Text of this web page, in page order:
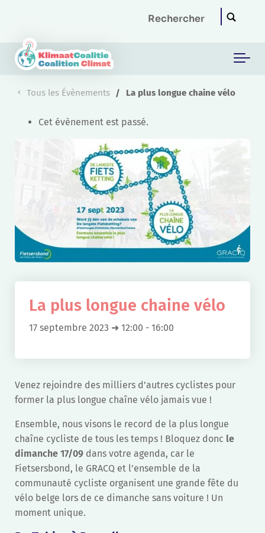
Tous les Évènements La plus longue chaine vélo
Cet évènement est passé.
La plus longue chaine vélo
17 septembre 2023 ➜ 12:00 - 16:00
Venez rejoindre des milliers d’autres cyclistes pour
former la plus longue chaîne vélo jamais vue !
Ensemble, nous visons le record de la plus longue
chaîne cycliste de tous les temps ! Bloquez donc le
dimanche 17/09 dans votre agenda, car le
Fietsersbond, le GRACQ et l’ensemble de la
communauté cycliste organisent une grande fête du
vélo belge lors de ce dimanche sans voiture ! Un
moment unique.